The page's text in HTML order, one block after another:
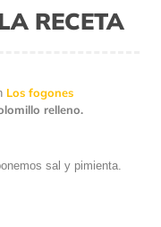
RECETA
Los fogones
relleno.
sal y pimienta.